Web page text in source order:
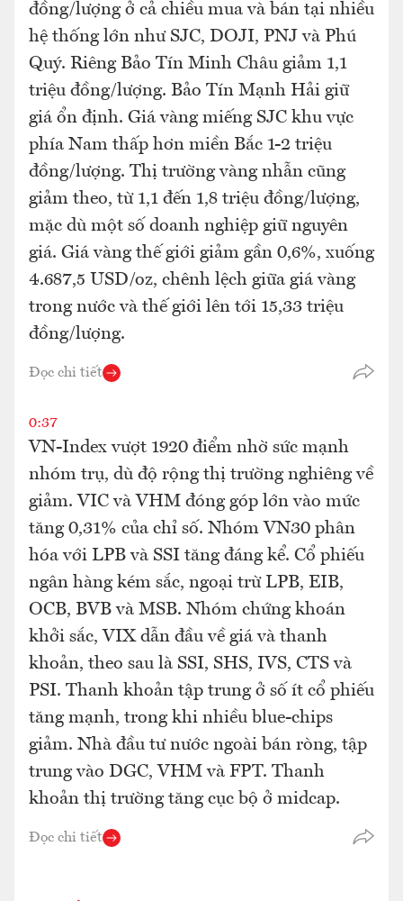
đồng/lượng ở cả chiều mua và bán tại nhiều
hệ thống lớn như SJC, DOJI, PNJ và Phú
Quý. Riêng Bảo Tín Minh Châu giảm 1,1
triệu đồng/lượng. Bảo Tín Mạnh Hải giữ
giá ổn định. Giá vàng miếng SJC khu vực
phía Nam thấp hơn miền Bắc 1-2 triệu
đồng/lượng. Thị trường vàng nhẫn cũng
giảm theo, từ 1,1 đến 1,8 triệu đồng/lượng,
mặc dù một số doanh nghiệp giữ nguyên
giá. Giá vàng thế giới giảm gần 0,6%, xuống
4.687,5 USD/oz, chênh lệch giữa giá vàng
trong nước và thế giới lên tới 15,33 triệu
đồng/lượng.
Đọc chi tiết
0:37
VN-Index vượt 1920 điểm nhờ sức mạnh
nhóm trụ, dù độ rộng thị trường nghiêng về
giảm. VIC và VHM đóng góp lớn vào mức
tăng 0,31% của chỉ số. Nhóm VN30 phân
hóa với LPB và SSI tăng đáng kể. Cổ phiếu
ngân hàng kém sắc, ngoại trừ LPB, EIB,
OCB, BVB và MSB. Nhóm chứng khoán
khởi sắc, VIX dẫn đầu về giá và thanh
khoản, theo sau là SSI, SHS, IVS, CTS và
PSI. Thanh khoản tập trung ở số ít cổ phiếu
tăng mạnh, trong khi nhiều blue-chips
giảm. Nhà đầu tư nước ngoài bán ròng, tập
trung vào DGC, VHM và FPT. Thanh
khoản thị trường tăng cục bộ ở midcap.
Đọc chi tiết